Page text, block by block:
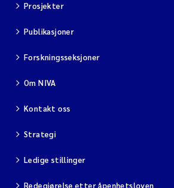
Prosjekter
Publikasjoner
Forskningsseksjoner
Om NIVA
Kontakt oss
Strategi
Ledige stillinger
Redegjørelse etter åpenhetsloven